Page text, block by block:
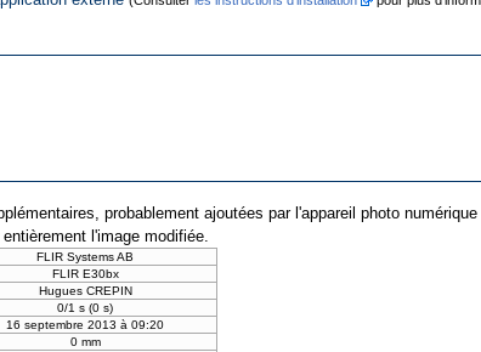
probablement ajoutées par l'appareil photo
l'image modifiée.
FLIR Systems AB
FLIR E30bx
Hugues CREPIN
0/1 s (0 s)
16 septembre 2013 à 09:20
0 mm